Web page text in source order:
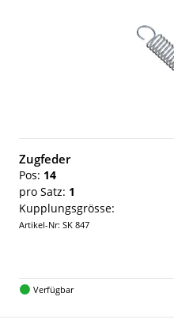
Zugfeder
Pos: 14
pro Satz: 1
Kupplungsgrösse:
Artikel-Nr: SK 847
Verfügbar